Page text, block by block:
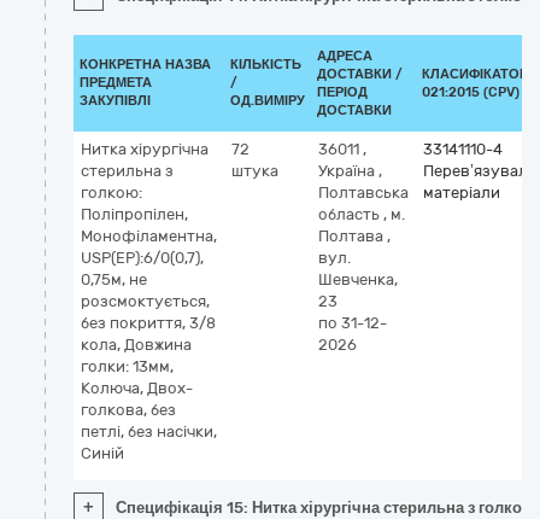
КОНКРЕТНА НАЗВА
ПРЕДМЕТА
ЗАКУПІВЛІ
КІЛЬКІСТЬ
/
ОД.ВИМІРУ
АДРЕСА
ДОСТАВКИ /
ПЕРІОД
ДОСТАВКИ
КЛАСИФІКАТОР
021:2015 (CPV)
Нитка хірургічна
стерильна з
голкою:
Поліпропілен,
Монофіламентна,
USP(EP):6/0(0,7),
0,75м, не
розсмоктується,
без покриття, 3/8
кола, Довжина
голки: 13мм,
Колюча, Двох-
голкова, без
петлі, без насічки,
Синій
72
штука
36011 ,
Україна ,
Полтавська
область , м.
Полтава ,
вул.
Шевченка,
23
по 31-12-
2026
33141110-4
матеріали
+ Специфікація 15: Нитка хірургічна стерильна з